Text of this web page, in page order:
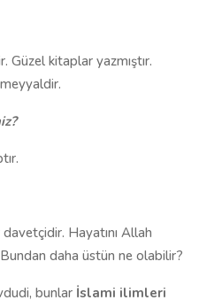
Güzel kitaplar yazmıştır.
Hayatını Allah
daha üstün ne olabilir?
bunlar İslami ilimleri